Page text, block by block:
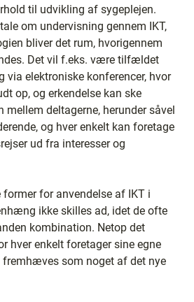
til udvikling af sygeplejen.
om undervisning gennem IKT,
bliver det rum, hvorigennem
Det vil f.eks. være tilfældet
via elektroniske konferencer, hvor
op, og erkendelse kan ske
mellem deltagerne, herunder såvel
og hver enkelt kan foretage
ud fra interesser og
for anvendelse af IKT i
ikke skilles ad, idet de ofte
kombination. Netop det
hver enkelt foretager sine egne
fremhæves som noget af det nye